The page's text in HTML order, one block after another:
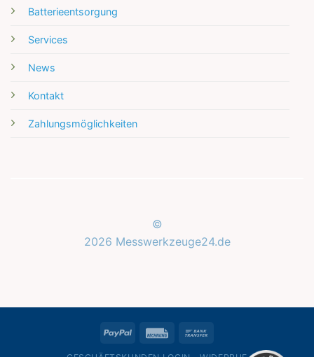
Batterieentsorgung
Services
News
Kontakt
Zahlungsmöglichkeiten
©
2026 Messwerkzeuge24.de
PayPal Rechung